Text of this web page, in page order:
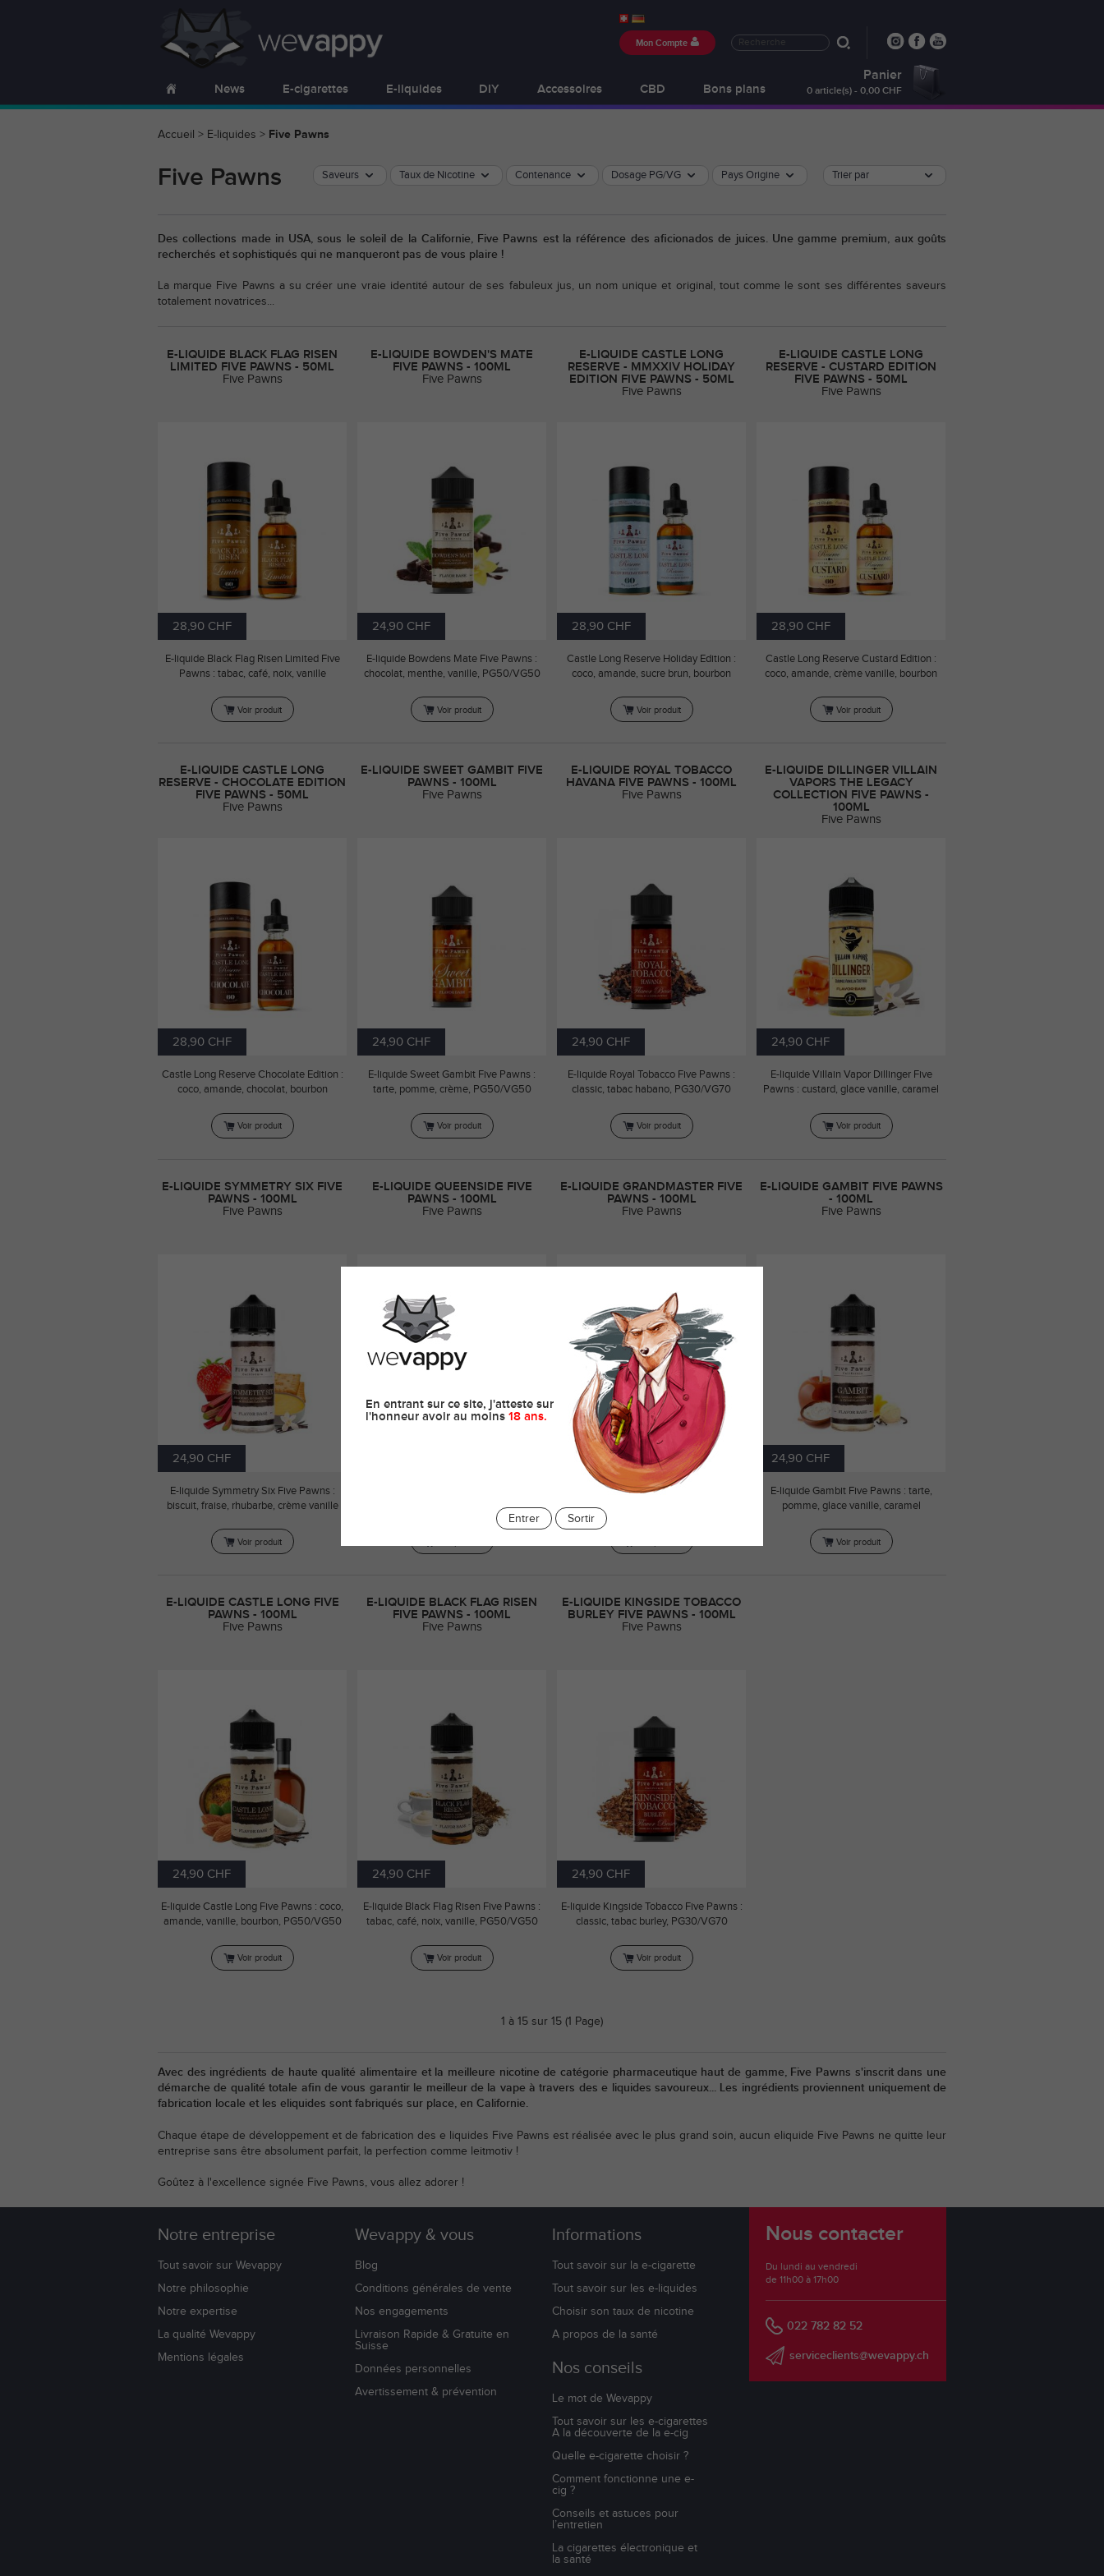
En entrant sur ce site, j'atteste sur
l'honneur avoir au moins 18 ans.
Entrer Sortir
News E-cigarettes E-liquides DIY Accessoires CBD Bons plans
Mon Compte
Panier
0 article(s) - 0,00 CHF
Accueil > E-liquides > Five Pawns
Five Pawns Saveurs Taux de Nicotine Contenance Dosage PG/VG Pays Origine Trier par
Des collections made in USA, sous le soleil de la Californie, Five Pawns est la référence des aficionados de juices. Une gamme premium, aux goûts
recherchés et sophistiqués qui ne manqueront pas de vous plaire !
La marque Five Pawns a su créer une vraie identité autour de ses fabuleux jus, un nom unique et original, tout comme le sont ses différentes saveurs
totalement novatrices...
E-LIQUIDE BLACK FLAG RISEN
LIMITED FIVE PAWNS - 50ML
Five Pawns
28,90 CHF
E-liquide Black Flag Risen Limited Five
Pawns : tabac, café, noix, vanille
Voir produit
E-LIQUIDE BOWDEN'S MATE
FIVE PAWNS - 100ML
Five Pawns
24,90 CHF
E-liquide Bowdens Mate Five Pawns :
chocolat, menthe, vanille, PG50/VG50
Voir produit
E-LIQUIDE CASTLE LONG
RESERVE - MMXXIV HOLIDAY
EDITION FIVE PAWNS - 50ML
Five Pawns
28,90 CHF
Castle Long Reserve Holiday Edition :
coco, amande, sucre brun, bourbon
Voir produit
E-LIQUIDE CASTLE LONG
RESERVE - CUSTARD EDITION
FIVE PAWNS - 50ML
Five Pawns
28,90 CHF
Castle Long Reserve Custard Edition :
coco, amande, crème vanille, bourbon
Voir produit
E-LIQUIDE CASTLE LONG
RESERVE - CHOCOLATE EDITION
FIVE PAWNS - 50ML
Five Pawns
28,90 CHF
Castle Long Reserve Chocolate Edition :
coco, amande, chocolat, bourbon
Voir produit
E-LIQUIDE SWEET GAMBIT FIVE
PAWNS - 100ML
Five Pawns
24,90 CHF
E-liquide Sweet Gambit Five Pawns :
tarte, pomme, crème, PG50/VG50
Voir produit
E-LIQUIDE ROYAL TOBACCO
HAVANA FIVE PAWNS - 100ML
Five Pawns
24,90 CHF
E-liquide Royal Tobacco Five Pawns :
classic, tabac habano, PG30/VG70
Voir produit
E-LIQUIDE DILLINGER VILLAIN
VAPORS THE LEGACY
COLLECTION FIVE PAWNS -
100ML
Five Pawns
24,90 CHF
E-liquide Villain Vapor Dillinger Five
Pawns : custard, glace vanille, caramel
Voir produit
E-LIQUIDE SYMMETRY SIX FIVE
PAWNS - 100ML
Five Pawns
24,90 CHF
E-liquide Symmetry Six Five Pawns :
biscuit, fraise, rhubarbe, crème vanille
Voir produit
E-LIQUIDE QUEENSIDE FIVE
PAWNS - 100ML
Five Pawns
crème vanille, frais, PG50/VG50
E-LIQUIDE GRANDMASTER FIVE
PAWNS - 100ML
Five Pawns
24,90 CHF
E-liquide Grandmaster Five Pawns :
beurre cacahuète, banane, caramel
E-LIQUIDE GAMBIT FIVE PAWNS
- 100ML
Five Pawns
24,90 CHF
E-liquide Gambit Five Pawns : tarte,
pomme, glace vanille, caramel
Voir produit
E-LIQUIDE CASTLE LONG FIVE
PAWNS - 100ML
Five Pawns
24,90 CHF
E-liquide Castle Long Five Pawns : coco,
amande, vanille, bourbon, PG50/VG50
Voir produit
E-LIQUIDE BLACK FLAG RISEN
FIVE PAWNS - 100ML
Five Pawns
24,90 CHF
E-liquide Black Flag Risen Five Pawns :
tabac, café, noix, vanille, PG50/VG50
Voir produit
E-LIQUIDE KINGSIDE TOBACCO
BURLEY FIVE PAWNS - 100ML
Five Pawns
24,90 CHF
E-liquide Kingside Tobacco Five Pawns :
classic, tabac burley, PG30/VG70
Voir produit
1 à 15 sur 15 (1 Page)
Avec des ingrédients de haute qualité alimentaire et la meilleure nicotine de catégorie pharmaceutique haut de gamme, Five Pawns s'inscrit dans une
démarche de qualité totale afin de vous garantir le meilleur de la vape à travers des e liquides savoureux... Les ingrédients proviennent uniquement de
fabrication locale et les eliquides sont fabriqués sur place, en Californie.
Chaque étape de développement et de fabrication des e liquides Five Pawns est réalisée avec le plus grand soin, aucun eliquide Five Pawns ne quitte leur
entreprise sans être absolument parfait, la perfection comme leitmotiv !
Goûtez à l'excellence signée Five Pawns, vous allez adorer !
Notre entreprise
Tout savoir sur Wevappy
Notre philosophie
Notre expertise
La qualité Wevappy
Mentions légales
Wevappy & vous
Blog
Conditions générales de vente
Nos engagements
Livraison Rapide & Gratuite en
Suisse
Données personnelles
Avertissement & prévention
Informations
Tout savoir sur la e-cigarette
Tout savoir sur les e-liquides
Choisir son taux de nicotine
A propos de la santé
Nos conseils
Le mot de Wevappy
Tout savoir sur les e-cigarettes
A la découverte de la e-cig
Quelle e-cigarette choisir ?
Comment fonctionne une e-
cig ?
Conseils et astuces pour
l’entretien
La cigarettes électronique et
la santé
Nous contacter
Du lundi au vendredi
de 11h00 à 17h00
022 782 82 52
serviceclients@wevappy.ch